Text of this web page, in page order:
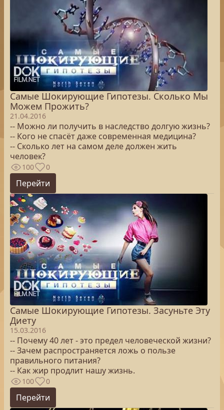
Самые Шокирующие Гипотезы. Сколько Мы
Можем Прожить?
21.04.2016
-- Можно ли получить в наследство долгую жизнь?
-- Кого не спасёт даже современная медицина?
-- Сколько лет на самом деле должен жить
человек?
100 0
Перейти
Самые Шокирующие Гипотезы. Засуньте Эту
Диету
15.03.2016
-- Почему 40 лет - это предел человеческой жизни?
-- Зачем распространяется ложь о пользе
правильного питания?
-- Как жир продлит нашу жизнь.
100 0
Перейти